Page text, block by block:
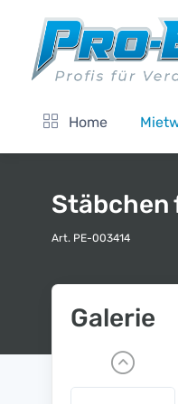
Home
Stäbchen
Art. PE-003414
Galerie
P
r